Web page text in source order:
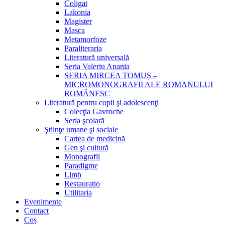
Coligat
Lakonia
Magister
Masca
Metamorfoze
Paraliteraria
Literatură universală
Seria Valeriu Anania
SERIA MIRCEA TOMUȘ –
MICROMONOGRAFII ALE ROMANULUI
ROMÂNESC
Literatură pentru copii şi adolescenţi
Colecţia Gavroche
Seria şcolară
Ştiinţe umane şi sociale
Cartea de medicină
Gen şi cultură
Monografii
Paradigme
Limb
Restauratio
Utilitaria
Evenimente
Contact
Coș